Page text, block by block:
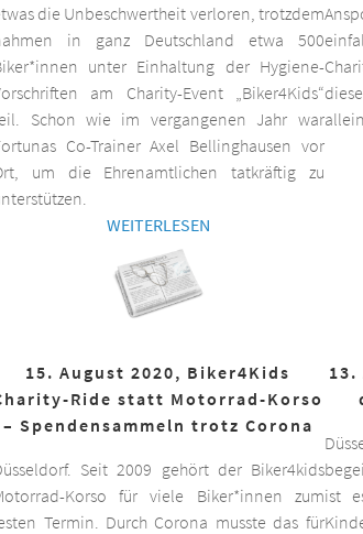
die Unbeschwertheit verloren, trotzdem
in ganz Deutschland etwa 500
unter Einhaltung der Hygiene-
am Charity-Event „Biker4Kids“
Schon wie im vergangenen Jahr war
Co-Trainer Axel Bellinghausen vor
um die Ehrenamtlichen tatkräftig zu
WEITERLESEN
15. August 2020, Biker4Kids
Ride statt Motorrad-Korso
– Spendensammeln trotz Corona
Seit 2009 gehört der Biker4kids
Korso für viele Biker*innen zum
Termin. Durch Corona musste das für
13.
ist